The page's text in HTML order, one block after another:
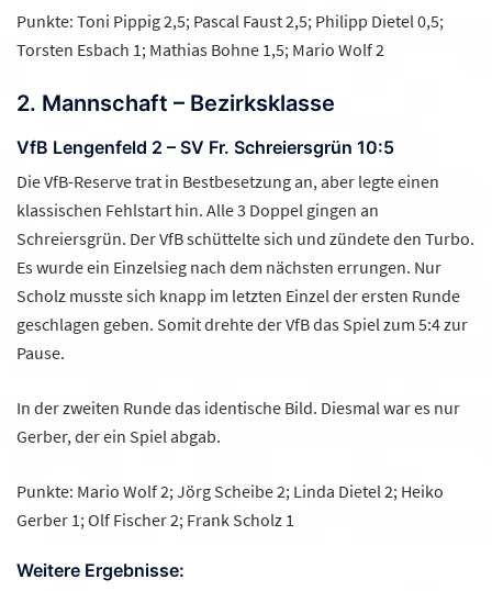
Punkte: Toni Pippig 2,5; Pascal Faust 2,5; Philipp Dietel 0,5;
Torsten Esbach 1; Mathias Bohne 1,5; Mario Wolf 2
2. Mannschaft – Bezirksklasse
VfB Lengenfeld 2 – SV Fr. Schreiersgrün 10:5
Die VfB-Reserve trat in Bestbesetzung an, aber legte einen
klassischen Fehlstart hin. Alle 3 Doppel gingen an
Schreiersgrün. Der VfB schüttelte sich und zündete den Turbo.
Es wurde ein Einzelsieg nach dem nächsten errungen. Nur
Scholz musste sich knapp im letzten Einzel der ersten Runde
geschlagen geben. Somit drehte der VfB das Spiel zum 5:4 zur
Pause.
In der zweiten Runde das identische Bild. Diesmal war es nur
Gerber, der ein Spiel abgab.
Punkte: Mario Wolf 2; Jörg Scheibe 2; Linda Dietel 2; Heiko
Gerber 1; Olf Fischer 2; Frank Scholz 1
Weitere Ergebnisse: